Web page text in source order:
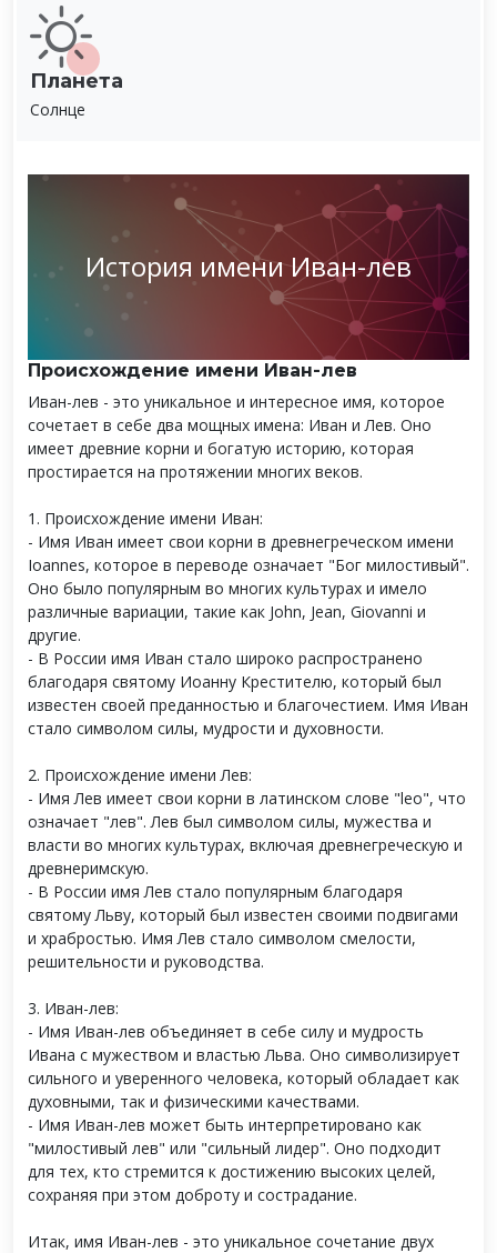
Планета
Солнце
История имени Иван-лев
Происхождение имени Иван-лев
Иван-лев - это уникальное и интересное имя, которое
сочетает в себе два мощных имена: Иван и Лев. Оно
имеет древние корни и богатую историю, которая
простирается на протяжении многих веков.
1. Происхождение имени Иван:
- Имя Иван имеет свои корни в древнегреческом имени
Ioannes, которое в переводе означает "Бог милостивый".
Оно было популярным во многих культурах и имело
различные вариации, такие как John, Jean, Giovanni и
другие.
- В России имя Иван стало широко распространено
благодаря святому Иоанну Крестителю, который был
известен своей преданностью и благочестием. Имя Иван
стало символом силы, мудрости и духовности.
2. Происхождение имени Лев:
- Имя Лев имеет свои корни в латинском слове "leo", что
означает "лев". Лев был символом силы, мужества и
власти во многих культурах, включая древнегреческую и
древнеримскую.
- В России имя Лев стало популярным благодаря
святому Льву, который был известен своими подвигами
и храбростью. Имя Лев стало символом смелости,
решительности и руководства.
3. Иван-лев:
- Имя Иван-лев объединяет в себе силу и мудрость
Ивана с мужеством и властью Льва. Оно символизирует
сильного и уверенного человека, который обладает как
духовными, так и физическими качествами.
- Имя Иван-лев может быть интерпретировано как
"милостивый лев" или "сильный лидер". Оно подходит
для тех, кто стремится к достижению высоких целей,
сохраняя при этом доброту и сострадание.
Итак, имя Иван-лев - это уникальное сочетание двух